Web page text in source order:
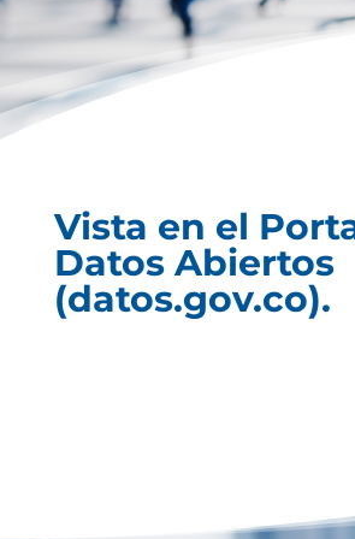
Vista en el
Datos Abiertos
(datos.gov.co).